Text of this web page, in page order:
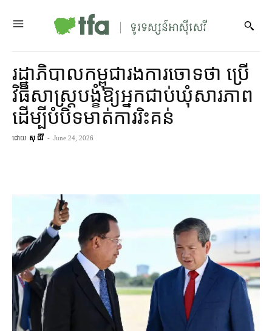
រដ្ឋាភិបាល​កម្ពុជា​រង​ការ​ចោទ​ថា ប្រើ​
វិធីសាស្ត្រ​បង្ខំ​ឱ្យ​អ្នក​ជាប់ឃុំ​សារភាព​
ដើម្បី​បំបិទមាត់​ការរិះគន់
ដោយ សុ ជីវី - June 24, 2026